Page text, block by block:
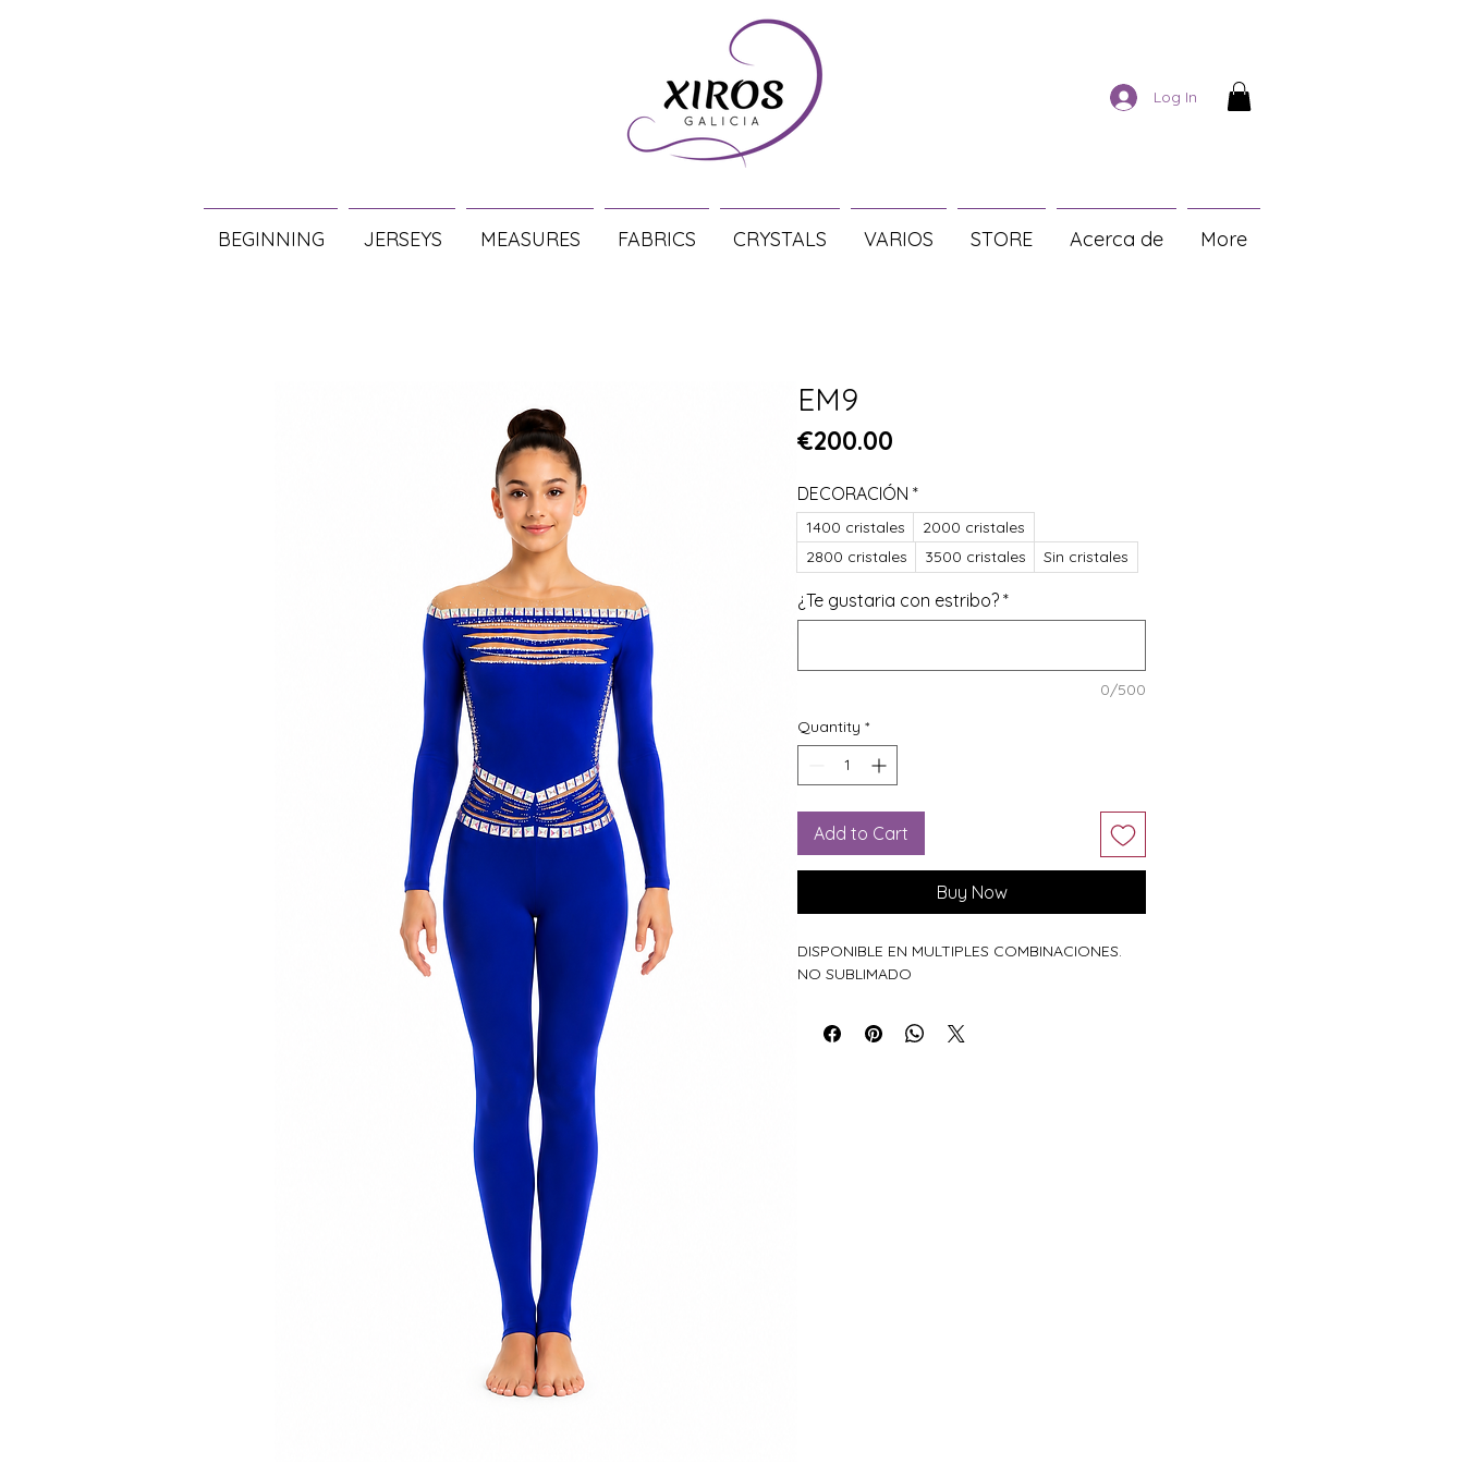
Log In
BEGINNING JERSEYS MEASURES FABRICS CRYSTALS VARIOS STORE Acerca de More
EM9
€200.00
DECORACIÓN *
1400 cristales
2000 cristales
2800 cristales
3500 cristales Sin cristales
¿Te gustaria con estribo? *
0/500
Quantity *
Add to Cart
Buy Now
DISPONIBLE EN MULTIPLES COMBINACIONES.
NO SUBLIMADO